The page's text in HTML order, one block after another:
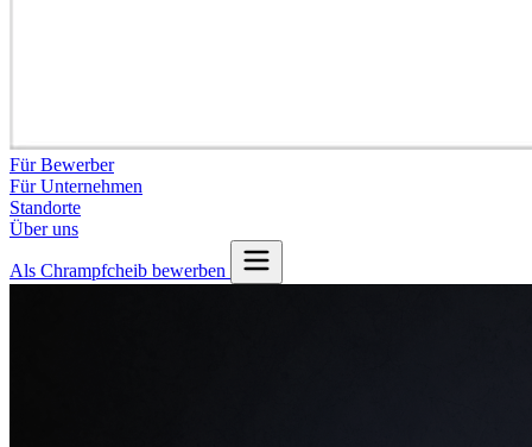
Für Bewerber
Für Unternehmen
Standorte
Über uns
Als Chrampfcheib bewerben